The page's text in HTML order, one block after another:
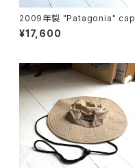
2009年製 "Patagonia" cap
¥17,600